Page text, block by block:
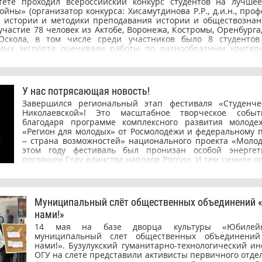
секреты создания гармоничных образов. - Ирина
блогер — поделилась базовыми приёмами макияжа,
повторить самостоятельно. Все участницы
получили в подарок демисезонные пальто. Проект
продолжается. В планах организаторов — новые
классы и ещё больше полезных подарков для
Кумертау выполняют функцию, сопоставимую с ролью
предприятий. Полный выпуск доступен на сайте
(https://otr-online.ru/programmy/rektorat-s-anatoliem-
vuzov-osnova-progressa-gosudarstva-100280.html).
(организатор конкурса: Хисамутдинова Р.Р., д.и.н.,
истории и методики преподавания истории и
78 человек из Актобе, Воронежа, Костромы,
в том числе среди участников было 8
эксперта оценивали работы по разнообразным
войне в моей семье», дипломом призера награждена
Мадина с работой "Интервью с ветераном Великой
Мухамади Гайнутдиновичем". Поздравляем
успехов!
У нас потрясающая новость!
Завершился региональный этап фестиваля
Николаевской»! Это масштабное творческое
благодаря программе комплексного развития
«Регион для молодых» от Росмолодёжи и федеральному
– страна возможностей» национального проекта
этом году фестиваль был пронизан особой
посвящен Году единства народов России. И тем ценнее
Пекарский, студент 2 курса Бузулукского гуманитарно-
института (филиала) ОГУ, стал победителем в
направлении (номинация «Струнные инструменты /
подарил зрителям незабываемое исполнение на
номера он выбрал легендарную композицию Alors on
покорён с первых аккордов: выступление нашего
море оваций и бурю восторга. Мы поздравляем
победой и гордимся его талантом. Желаем не
достигнутом, покорять новые вершины и прославлять
Муниципальный слёт общественных объединений
нами!»
14 мая на базе дворца культуры
муниципальный слет общественных
нами!». Бузулукский гуманитарно-технологический
ОГУ на слете представили активисты первичного